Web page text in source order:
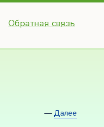
Обратная связь
— Далее